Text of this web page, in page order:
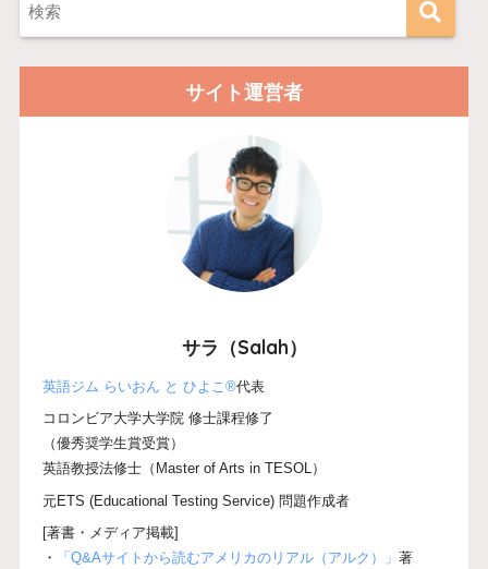
サイト運営者
サラ（Salah）
英語ジム らいおん と ひよこ®代表
コロンビア大学大学院 修士課程修了
（優秀奨学生賞受賞）
英語教授法修士（Master of Arts in TESOL）
元ETS (Educational Testing Service) 問題作成者
[著書・メディア掲載]
・
「Q&Aサイトから読むアメリカのリアル（アルク）」著